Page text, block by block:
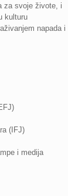
za svoje živote, i
kulturu
napada i
(IFJ)
i medija